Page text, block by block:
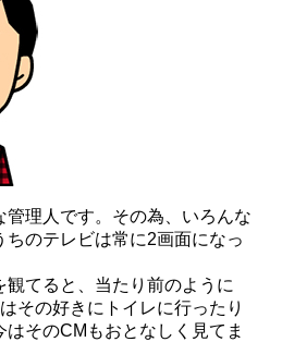
管理人です。その為、いろんな
のテレビは常に2画面になっ
てると、当たり前のように
その好きにトイレに行ったり
そのCMもおとなしく見てま